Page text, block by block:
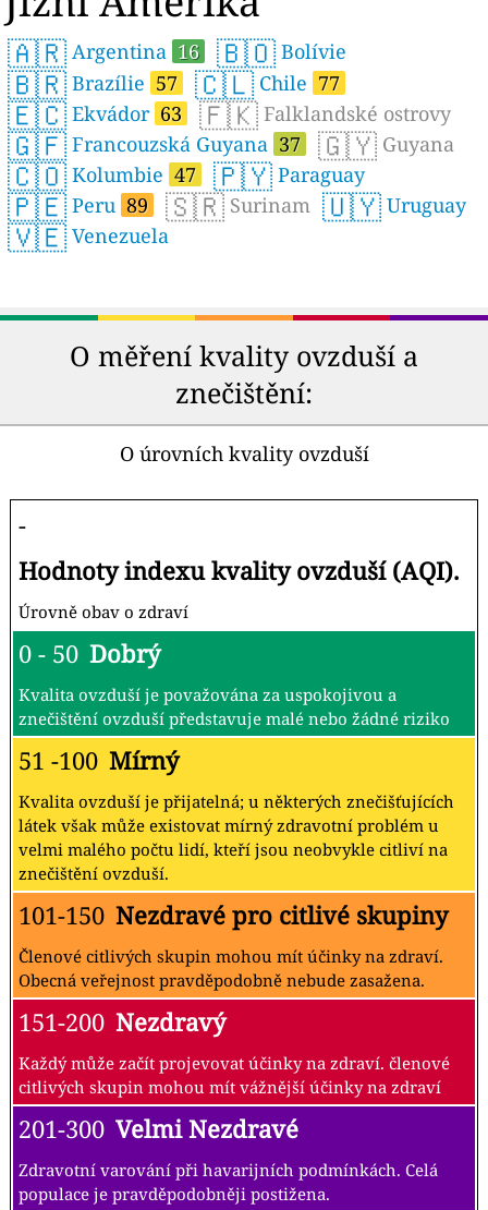
🇦🇷 Argentina 16 🇧🇴 Bolívie
🇧🇷 Brazílie 57 🇨🇱 Chile 77
🇪🇨 Ekvádor 63 🇫🇰 Falklandské ostrovy
🇬🇫 Francouzská Guyana 37 🇬🇾 Guyana
🇨🇴 Kolumbie 47 🇵🇾 Paraguay
🇵🇪 Peru 89 🇸🇷 Surinam 🇺🇾 Uruguay
🇻🇪 Venezuela
O měření kvality ovzduší a
znečištění:
O úrovních kvality ovzduší
-
Hodnoty indexu kvality ovzduší (AQI).
Úrovně obav o zdraví
0 - 50 Dobrý
Kvalita ovzduší je považována za uspokojivou a
znečištění ovzduší představuje malé nebo žádné riziko
51 -100 Mírný
Kvalita ovzduší je přijatelná; u některých znečišťujících
látek však může existovat mírný zdravotní problém u
velmi malého počtu lidí, kteří jsou neobvykle citliví na
znečištění ovzduší.
101-150 Nezdravé pro citlivé skupiny
Členové citlivých skupin mohou mít účinky na zdraví.
Obecná veřejnost pravděpodobně nebude zasažena.
151-200 Nezdravý
Každý může začít projevovat účinky na zdraví. členové
citlivých skupin mohou mít vážnější účinky na zdraví
201-300 Velmi Nezdravé
Zdravotní varování při havarijních podmínkách. Celá
populace je pravděpodobněji postižena.